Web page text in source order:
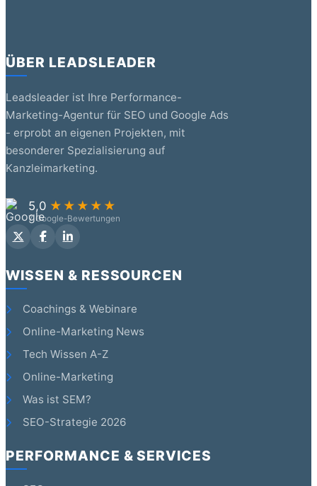
ÜBER LEADSLEADER
Leadsleader ist Ihre Performance-
Marketing-Agentur für SEO und Google Ads
- erprobt an eigenen Projekten, mit
besonderer Spezialisierung auf
Kanzleimarketing.
5,0 ★★★★★
7 Google-Bewertungen
WISSEN & RESSOURCEN
Coachings & Webinare
Online-Marketing News
Tech Wissen A-Z
Online-Marketing
Was ist SEM?
SEO-Strategie 2026
PERFORMANCE & SERVICES